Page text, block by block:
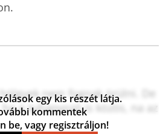
nem fognak örülni. De
a zuhanyozó is közös, na az
egy kis részét látja.
kommentek
be, vagy regisztráljon!